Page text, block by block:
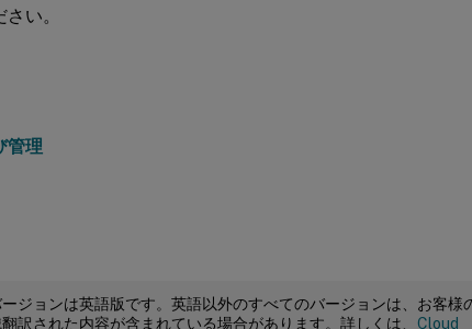
い。
管理
ジョンは英語版です。英語以外のすべてのバージョンは、お客様
訳された内容が含まれている場合があります。詳しくは、 Cloud